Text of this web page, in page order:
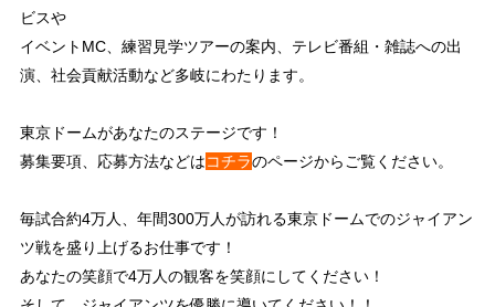
ビスや
イベントMC、練習見学ツアーの案内、テレビ番組・雑誌への出
演、社会貢献活動など多岐にわたります。
東京ドームがあなたのステージです！
募集要項、応募方法などはコチラのページからご覧ください。
毎試合約4万人、年間300万人が訪れる東京ドームでのジャイアン
ツ戦を盛り上げるお仕事です！
あなたの笑顔で4万人の観客を笑顔にしてください！